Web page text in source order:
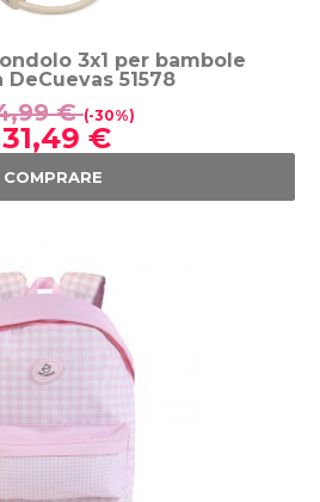
3x1 per bambole
DeCuevas 51578
€(-30%)
31,49 €
COMPRARE